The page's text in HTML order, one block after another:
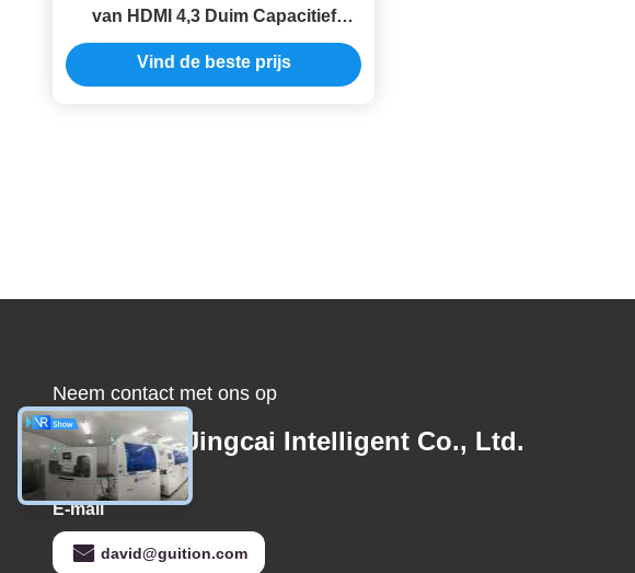
van HDMI 4,3 Duim Capacitief
Touch screen
Vind de beste prijs
Neem contact met ons op
Shenzhen Jingcai Intelligent Co., Ltd.
E-mail
david@guition.com